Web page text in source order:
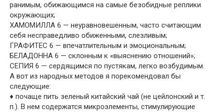
ранимым, обижающимся на самые безобидные реплики
окружающих;
ХАМОМИЛЛА 6 — неуравновешенным, часто считающим
себя несправедливо обиженными, слезливым;
ГРАФИТЕС 6 — впечатлительным и эмоциональным;
БЕЛАДОННА 6 — склонным к «выяснению отношений»;
СЕПИЯ 6 — сердящимся по пустякам, легко возбудимым.
А вот из народных методов я порекомендовал бы
следующие:
♦ почаще пить зеленый китайский чай (не цейлонский и т.
п.). В нем содержатся микроэлементы, стимулирующие